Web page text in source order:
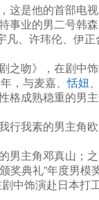
是他的首部电视
业的男二号韩
、许玮伦、伊
吻》，在剧中
，与麦嘉、恬妞
成熟稳重的男主
我素的男主角
男主角邓真山；
典礼”年度男模奖
中饰演赴日本